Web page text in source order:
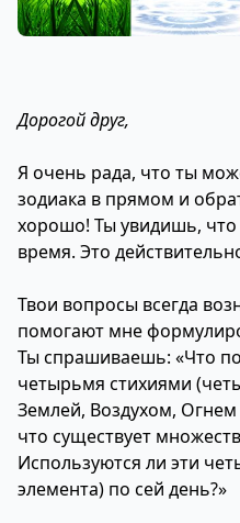
Дорогой друг,
Я очень рада, что ты
зодиака в прямом и
хорошо! Ты увидишь, что
время. Это
Твои вопросы всегда
помогают мне
Ты спрашиваешь: «Что
четырьмя стихиями
Землей, Воздухом,
что существует
Используются ли эти
элемента) по сей день?»